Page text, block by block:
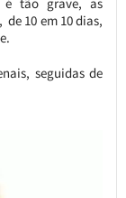
é tão grave, as
10 em 10 dias,
seguidas de